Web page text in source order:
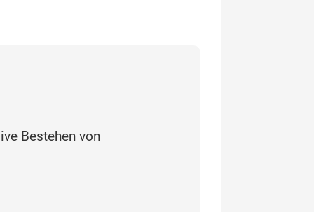
Bestehen von